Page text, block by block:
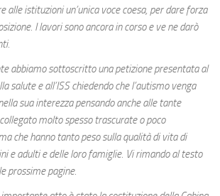
alle istituzioni un’unica voce coesa, per dare forza
I lavori sono ancora in corso e ve ne darò
abbiamo sottoscritto una petizione presentata al
salute e all’ISS chiedendo che l’autismo venga
sua interezza pensando anche alle tante
molto spesso trascurate o poco
che hanno tanto peso sulla qualità di vita di
e adulti e delle loro famiglie. Vi rimando al testo
prossime pagine.